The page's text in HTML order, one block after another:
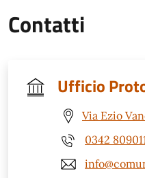
Contatti
Ufficio
Via Ezio
0342